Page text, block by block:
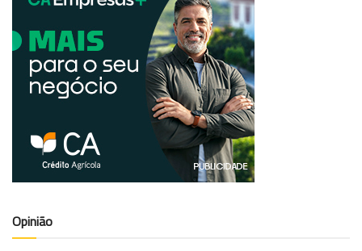
Opinião